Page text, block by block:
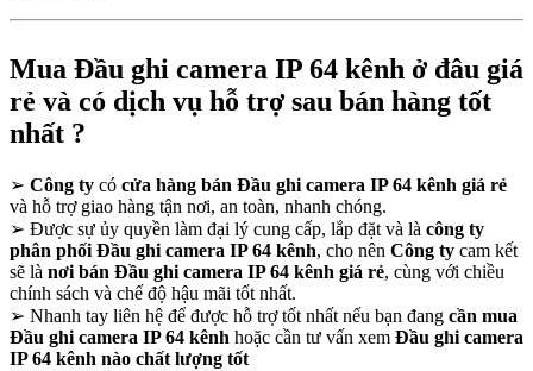
Mua Đầu ghi camera IP 64 kênh ở đâu giá
rẻ và có dịch vụ hỗ trợ sau bán hàng tốt
nhất ?
➢ Công ty có cửa hàng bán Đầu ghi camera IP 64 kênh giá rẻ
và hỗ trợ giao hàng tận nơi, an toàn, nhanh chóng.
➢ Được sự ủy quyền làm đại lý cung cấp, lắp đặt và là công ty
phân phối Đầu ghi camera IP 64 kênh, cho nên Công ty cam kết
sẽ là nơi bán Đầu ghi camera IP 64 kênh giá rẻ, cùng với chiều
chính sách và chế độ hậu mãi tốt nhất.
➢ Nhanh tay liên hệ để được hỗ trợ tốt nhất nếu bạn đang cần mua
Đầu ghi camera IP 64 kênh hoặc cần tư vấn xem Đầu ghi camera
IP 64 kênh nào chất lượng tốt